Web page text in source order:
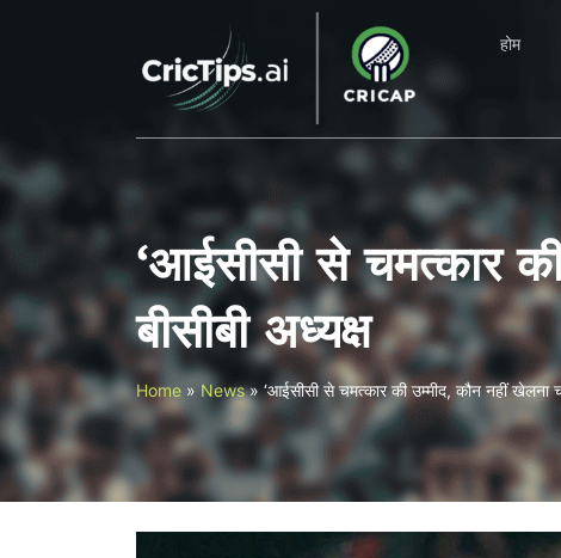
होम
‘आईसीसी से चमत्कार
बीसीबी अध्यक्ष
Home » News»‘आईसीसी से चमत्कार की उम्मीद, कौन नहीं खेलना